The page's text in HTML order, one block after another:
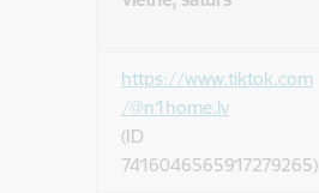
https://www.tiktok.com
/@n1home.lv
(ID
7416046565917279265)